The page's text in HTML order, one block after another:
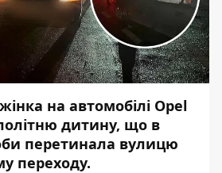
на автомобілі Opel
дитину, що в
перетинала вулицю
переходу.